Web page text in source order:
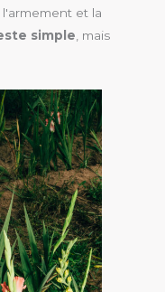
et la
simple , mais